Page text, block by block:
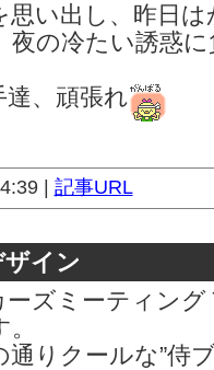
思い出し、昨日
夜の冷たい誘惑
、頑張れ
| 記事URL
イン
ズミーティン
りクールな”侍